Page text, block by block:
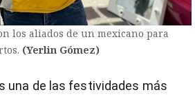
los aliados de un mexicano para
(Yerlin Gómez)
una de las festividades más